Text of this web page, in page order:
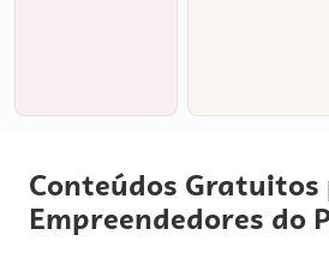
Conteúdos Gratuitos
Empreendedores do